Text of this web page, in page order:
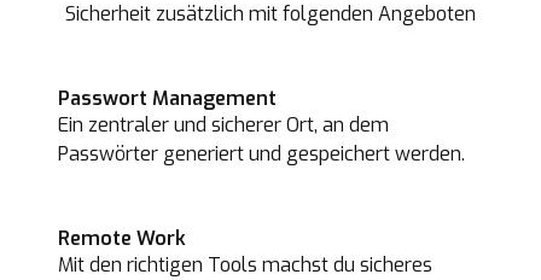
Sicherheit zusätzlich mit folgenden Angeboten
Passwort Management
Ein zentraler und sicherer Ort, an dem
Passwörter generiert und gespeichert werden.
Remote Work
Mit den richtigen Tools machst du sicheres